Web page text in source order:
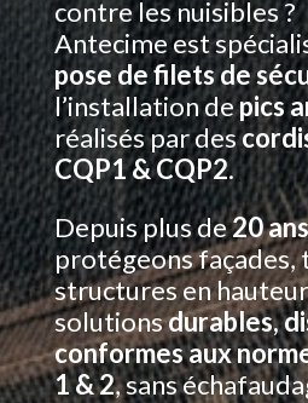
contre les nuisibles ?
Antecime est
pose de filets de
l’installation depics
réalisés par des
CQP1 & CQP2.
Depuis plus de20 ans
protégeons
structures en
solutionsdurables,
conformes aux
1 & 2, sans